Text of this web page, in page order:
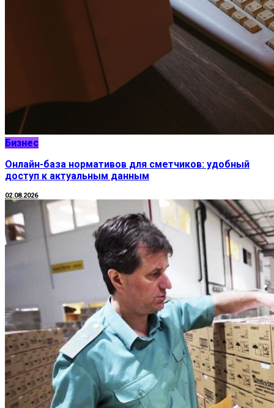
Бизнес
Онлайн-база нормативов для сметчиков: удобный
доступ к актуальным данным
02.08.2026